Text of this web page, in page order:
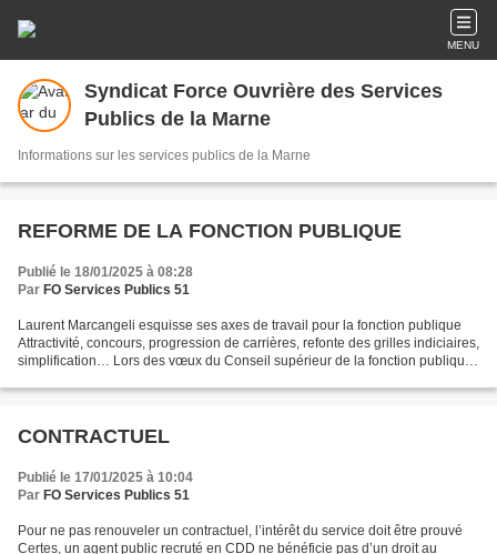
MENU
Syndicat Force Ouvrière des Services
Publics de la Marne
Informations sur les services publics de la Marne
REFORME DE LA FONCTION PUBLIQUE
Publié le 18/01/2025 à 08:28
Par FO Services Publics 51
Laurent Marcangeli esquisse ses axes de travail pour la fonction publique
Attractivité, concours, progression de carrières, refonte des grilles indiciaires,
simplification… Lors des vœux du Conseil supérieur de la fonction publique
CONTRACTUEL
Publié le 17/01/2025 à 10:04
Par FO Services Publics 51
Pour ne pas renouveler un contractuel, l’intérêt du service doit être prouvé
Certes, un agent public recruté en CDD ne bénéficie pas d’un droit au